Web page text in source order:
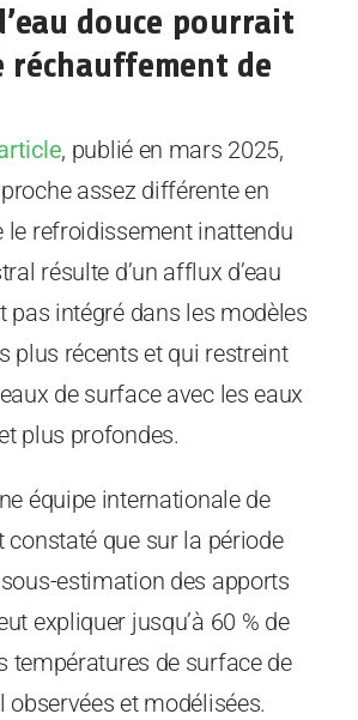
douce pourrait
de
, publié en mars 2025,
assez différente en
le refroidissement inattendu
résulte d’un afflux d’eau
pas intégré dans les modèles
plus récents et qui restreint
de surface avec les eaux
plus profondes.
équipe internationale de
constaté que sur la période
estimation des apports
expliquer jusqu’à 60 % de
températures de surface de
observées et modélisées.